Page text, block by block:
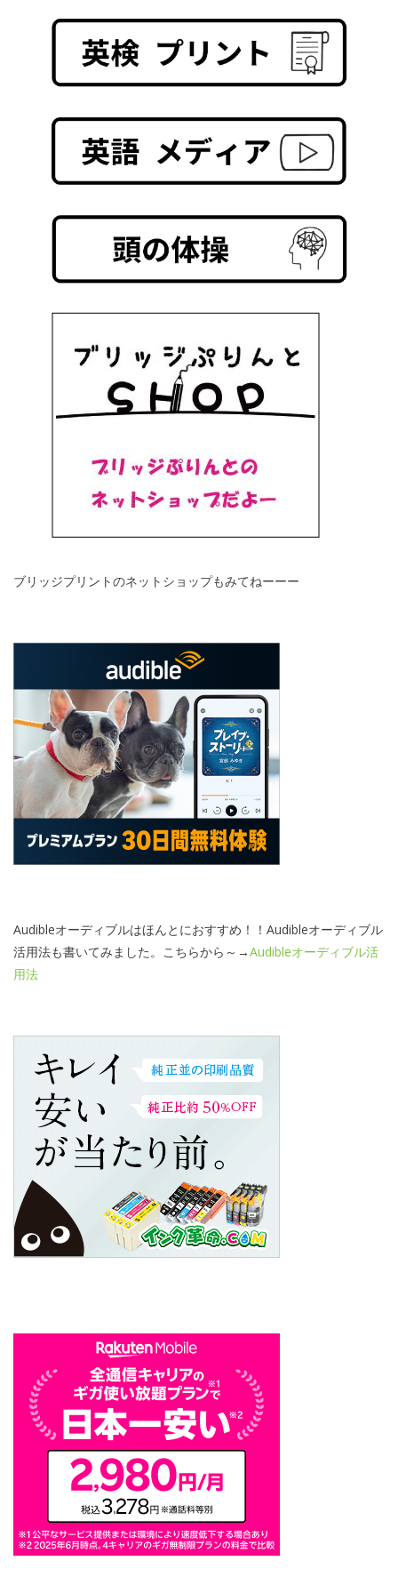
ブリッジプリントのネットショップもみてねーーー
Audibleオーディブルはほんとにおすすめ！！Audibleオーディブル
活用法も書いてみました。こちらから～→Audibleオーディブル活
用法